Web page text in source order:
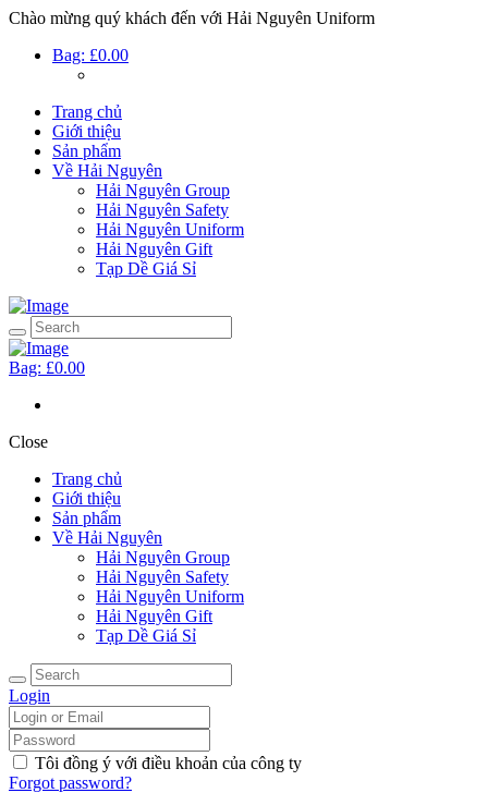
Chào mừng quý khách đến với Hải Nguyên Uniform
Bag: £0.00
Trang chủ
Giới thiệu
Sản phẩm
Về Hải Nguyên
Hải Nguyên Group
Hải Nguyên Safety
Hải Nguyên Uniform
Hải Nguyên Gift
Tạp Dề Giá Sỉ
Bag: £0.00
Close
Trang chủ
Giới thiệu
Sản phẩm
Về Hải Nguyên
Hải Nguyên Group
Hải Nguyên Safety
Hải Nguyên Uniform
Hải Nguyên Gift
Tạp Dề Giá Sỉ
Login
Tôi đồng ý với điều khoản của công ty
Forgot password?